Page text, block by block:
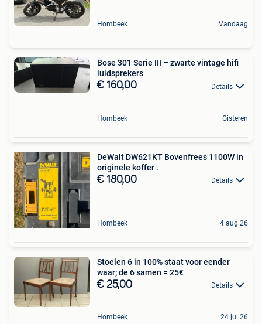
Hombeek Vandaag
Bose 301 Serie III – zwarte vintage hifi
luidsprekers
€ 160,00 Details
Hombeek Gisteren
DeWalt DW621KT Bovenfrees 1100W in
originele koffer .
€ 180,00 Details
Hombeek 4 aug 26
Stoelen 6 in 100% staat voor eender
waar; de 6 samen = 25€
€ 25,00 Details
Hombeek 24 jul 26